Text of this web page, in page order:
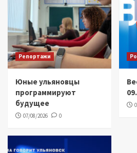
Репортажи
Юные ульяновцы
программируют
будущее
07/08/2026 0